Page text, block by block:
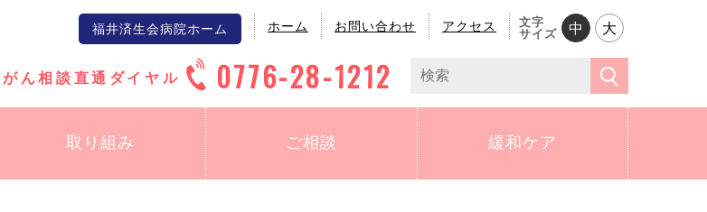
福井済生会病院ホーム ホーム お問い合わせ アクセス
文字
サイズ
中 大
がん相談直通ダイヤル 0776-28-1212
取り組み ご相談 緩和ケア